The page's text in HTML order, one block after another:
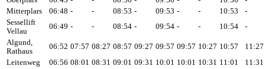
Mitterplars
06:48 - - 08:53 - 09:53 - - 10:53
-
Sessellift
Vellau
06:49 - - 08:54 - 09:54 - - 10:54
-
Algund,
Rathaus
06:52 07:57 08:27 08:57 09:27 09:57 09:57 10:27 10:57
11:27
Leitenweg
06:56 08:01 08:31 09:01 09:31 10:01 10:01 10:31 11:01
11:31